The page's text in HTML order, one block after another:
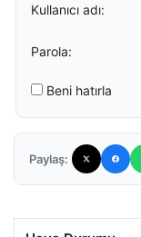
Kullanıcı adı:
Parola:
Beni hatırla
Paylaş: